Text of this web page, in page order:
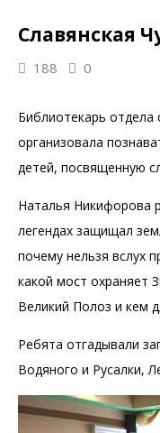
Славянская
188 0
Библиотекарь отдела
организовала
детей, посвященную
Наталья Никифорова
легендах защищал
почему нельзя вслух
какой мост охраняет
Великий Полоз и кем
Ребята отгадывали
Водяного и Русалки,